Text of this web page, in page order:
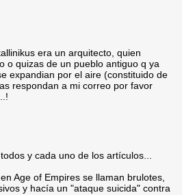
era un arquitecto, quien
o quizas de un pueblo antiguo q ya
expandian por el aire (constituido de
respondan a mi correo por favor
y cada uno de los artículos...
Age of Empires se llaman brulotes,
y hacía un "ataque suicida" contra